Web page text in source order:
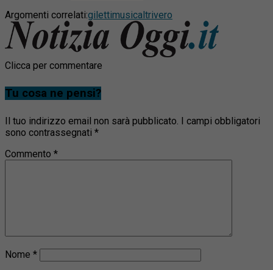
Argomenti correlati:gilettimusicaltrivero
Clicca per commentare
Tu cosa ne pensi?
Il tuo indirizzo email non sarà pubblicato. I campi obbligatori
sono contrassegnati *
Commento *
Nome *